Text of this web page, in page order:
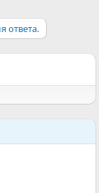
ответа.